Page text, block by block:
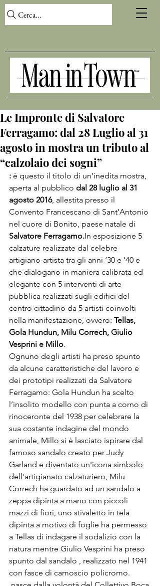
Cerca...
Le Impronte di Salvatore
Ferragamo: dal 28 Luglio al 31
agosto in mostra un tributo al
“calzolaio dei sogni”
: è questo il titolo di un’inedita mostra,
aperta al pubblico dal 28 luglio al 31
agosto 2016, allestita presso il
Convento Francescano di Sant’Antonio
nel cuore di Bonito, paese natale di
Salvatore Ferragamo.In esposizione 5
calzature realizzate dal celebre
artigiano-artista tra gli anni ‘30 e ‘40 e
che dialogano in maniera calibrata ed
elegante con 5 interventi di arte
pubblica realizzati sugli edifici del
centro cittadino da 5 artisti coinvolti
nella manifestazione, ovvero: Tellas,
Gola Hundun, Milu Correch, Giulio
Vesprini e Millo
Ognuno degli artisti ha preso spunto
da alcune caratteristiche del lavoro e
dei prototipi realizzati da Salvatore
Ferragamo: Gola Hundun ha scelto
l’insolito modello con punta a corno di
rinoceronte del 1938 per celebrare la
sua costante indagine del mondo
animale, Millo si è lasciato ispirare dal
famoso sandalo creato per Judy
Garland e diventato un'icona simbolo
dell'artigianato calzaturiero, Milu
Correch ha guardato ad un sandalo a
zeppa dipinta a mano con piccoli
mazzi di fiori, uno stivaletto in tela
dipinta a motivo di foglie ha permesso
a Tellas di indagare il sodalizio con la
natura mentre Giulio Vesprini ha preso
spunto dal sandalo , realizzato nel 1941